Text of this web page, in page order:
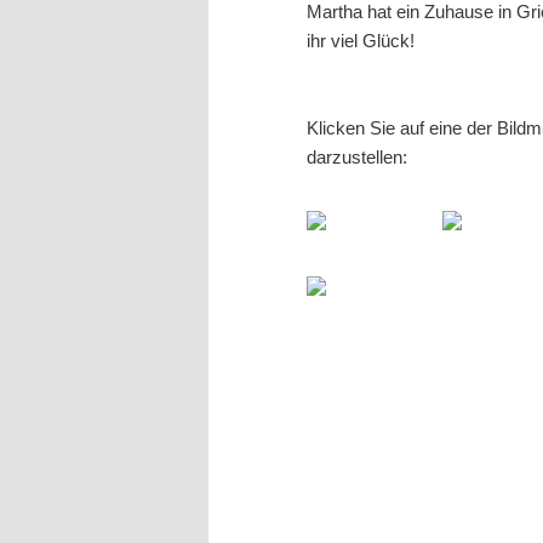
Martha hat ein Zuhause in
ihr viel Glück!
Klicken Sie auf eine der
darzustellen: